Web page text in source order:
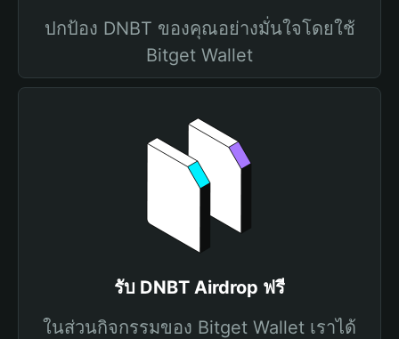
ปกป้อง DNBT ของคุณอย่างมั่นใจโดยใช้
Bitget Wallet
รับ DNBT Airdrop ฟรี
ในส่วนกิจกรรมของ Bitget Wallet เราได้